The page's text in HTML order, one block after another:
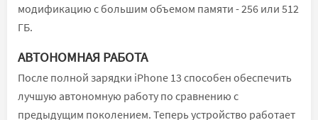
модификацию с большим объемом памяти - 256 или 512
ГБ.
АВТОНОМНАЯ РАБОТА
После полной зарядки iPhone 13 способен обеспечить
лучшую автономную работу по сравнению с
предыдущим поколением. Теперь устройство работает